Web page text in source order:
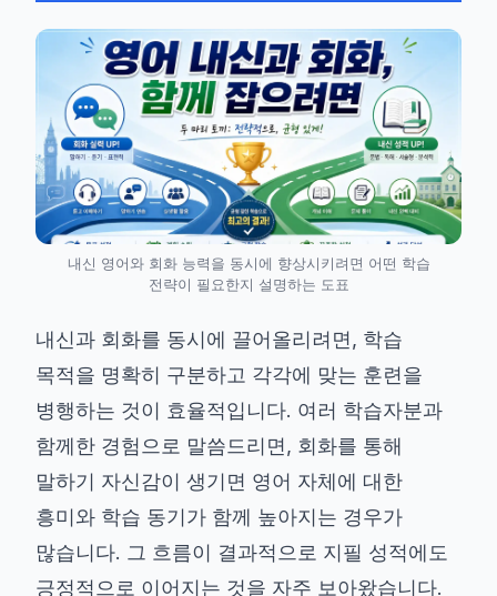
내신 영어와 회화 능력을 동시에 향상시키려면 어떤 학습
전략이 필요한지 설명하는 도표
내신과 회화를 동시에 끌어올리려면, 학습
목적을 명확히 구분하고 각각에 맞는 훈련을
병행하는 것이 효율적입니다. 여러 학습자분과
함께한 경험으로 말씀드리면, 회화를 통해
말하기 자신감이 생기면 영어 자체에 대한
흥미와 학습 동기가 함께 높아지는 경우가
많습니다. 그 흐름이 결과적으로 지필 성적에도
긍정적으로 이어지는 것을 자주 보아왔습니다.